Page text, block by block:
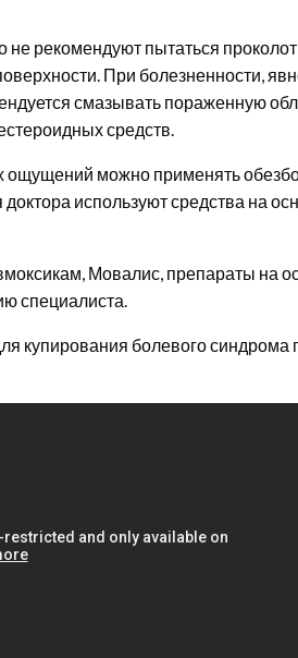
рекомендуют пытаться
При болезненности,
смазывать пораженную
средств.
ощущений можно применять
доктора используют средства на
Мовалис, препараты на
специалиста.
купирования болевого